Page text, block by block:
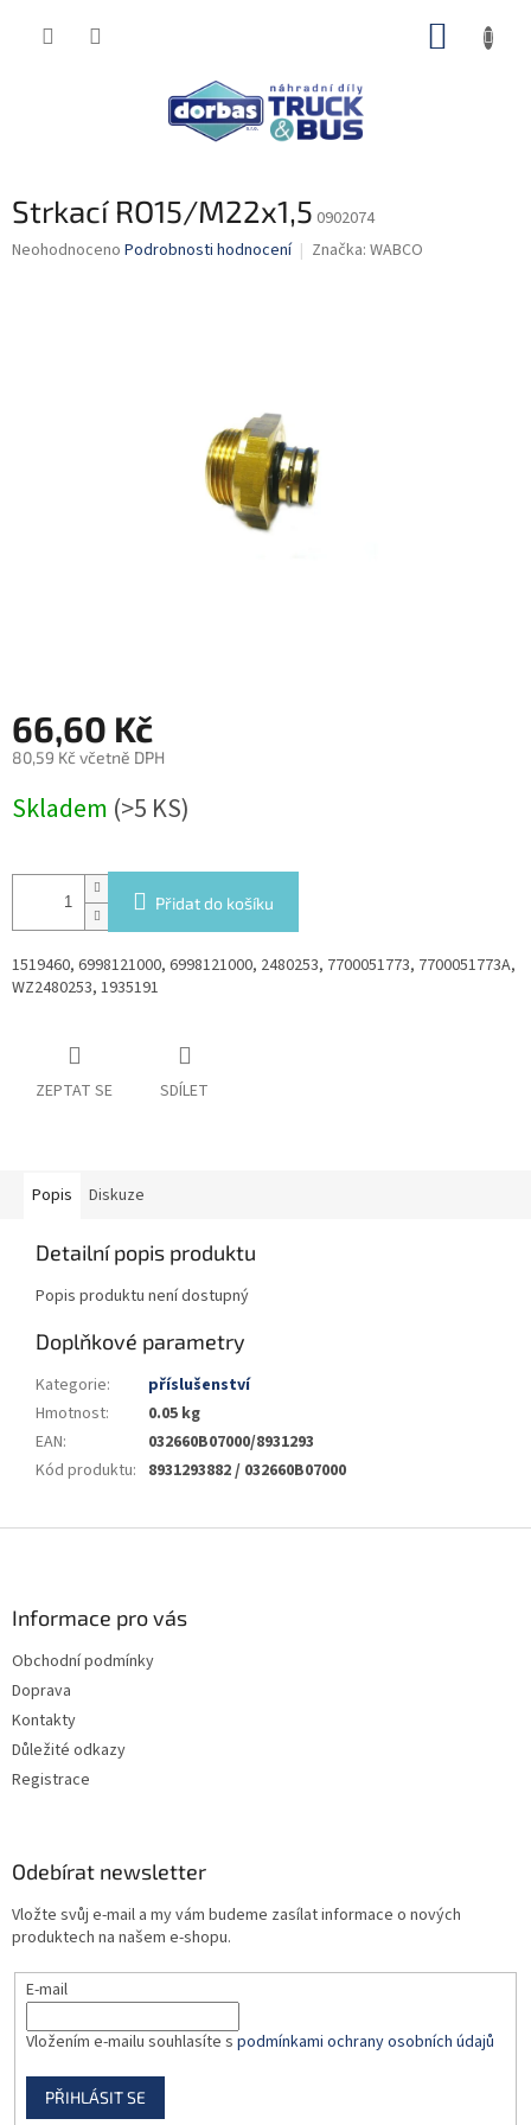
Strkací RO15/M22x1,5 0902074
Průměrné
Neohodnoceno Podrobnosti hodnocení Značka: WABCO
66,60 Kč
80,59 Kč včetně DPH
cena:
Skladem (>5 KS)
Přidat do košíku
1519460, 6998121000, 6998121000, 2480253, 7700051773, 7700051773A,
WZ2480253, 1935191
ZEPTAT SE SDÍLET
Popis Diskuze
Detailní popis produktu
Popis produktu není dostupný
Doplňkové parametry
Kategorie:
příslušenství
Hmotnost:
0.05 kg
EAN:
032660B07000/8931293
Kód produktu: 8931293882 / 032660B07000
Informace pro vás
Obchodní podmínky
Doprava
Kontakty
Důležité odkazy
Registrace
Odebírat newsletter
Vložte svůj e-mail a my vám budeme zasílat informace o nových
produktech na našem e-shopu.
E-mail
Vložením e-mailu souhlasíte s podmínkami ochrany osobních údajů
PŘIHLÁSIT SE